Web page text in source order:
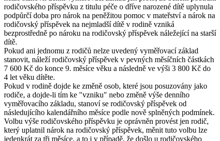
rodičovského příspěvku z titulu péče o dříve narozené dítě uplynula
podpůrčí doba pro nárok na peněžitou pomoc v mateřství a nárok na
rodičovský příspěvek na nejmladší dítě v rodině vzniká
bezprostředně po nároku na rodičovský příspěvek náležející na starší
dítě.
Pokud ani jednomu z rodičů nelze uvedený vyměřovací základ
stanovit, náleží rodičovský příspěvek v pevných měsíčních částkách
7 600 Kč do konce 9. měsíce věku a následně ve výši 3 800 Kč do
4 let věku dítěte.
Pokud v rodině dojde ke změně osob, které jsou posuzovány jako
rodiče, a dojde-li tím ke "vzniku" nebo změně výše denního
vyměřovacího základu, stanoví se rodičovský příspěvek od
následujícího kalendářního měsíce podle nově splněných podmínek.
Volbu výše rodičovského příspěvku je oprávněn provést jen rodič,
který uplatnil nárok na rodičovský příspěvek, měnit tuto volbu lze
jedenkrát za tři měsíce, a to i v případě, že došlo u rodičovského